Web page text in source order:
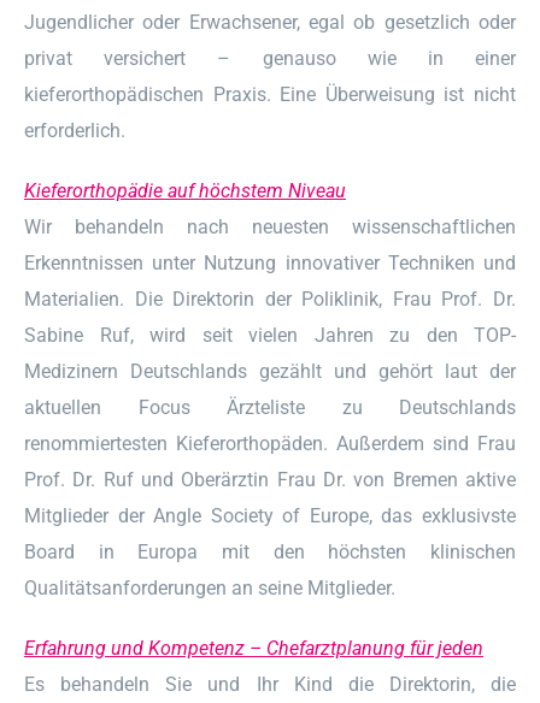
Jugendlicher oder Erwachsener, egal ob gesetzlich oder
privat versichert – genauso wie in einer
kieferorthopädischen Praxis. Eine Überweisung ist nicht
erforderlich.
Kieferorthopädie auf höchstem Niveau
Wir behandeln nach neuesten wissenschaftlichen
Erkenntnissen unter Nutzung innovativer Techniken und
Materialien. Die Direktorin der Poliklinik, Frau Prof. Dr.
Sabine Ruf, wird seit vielen Jahren zu den TOP-
Medizinern Deutschlands gezählt und gehört laut der
aktuellen Focus Ärzteliste zu Deutschlands
renommiertesten Kieferorthopäden. Außerdem sind Frau
Prof. Dr. Ruf und Oberärztin Frau Dr. von Bremen aktive
Mitglieder der Angle Society of Europe, das exklusivste
Board in Europa mit den höchsten klinischen
Qualitätsanforderungen an seine Mitglieder.
Erfahrung und Kompetenz – Chefarztplanung für jeden
Es behandeln Sie und Ihr Kind die Direktorin, die